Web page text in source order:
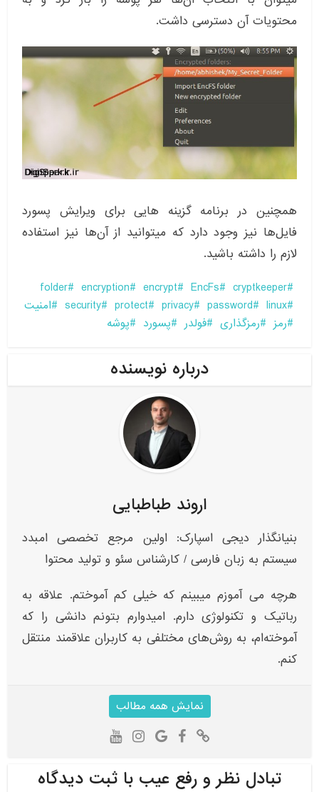
محتویات آن دسترسی داشت.
همچنین در برنامه گزینه هایی برای ویرایش پسورد
فایل‌ها نیز وجود دارد که میتوانید از آن‌ها نیز استفاده
لازم را داشته باشید.
cryptkeeper
EncFs
encrypt
encryption
folder
linux
password
privacy
protect
security
امنیت
رمز
رمزگذاری فولدر پسورد پوشه
درباره نویسنده
اروند طباطبایی
بنیانگذار دیجی اسپارک: اولین مرجع تخصصی امبدد
سیستم به زبان فارسی / کارشناس سئو و تولید محتوا
هرچه می آموزم میبینم که خیلی کم آموختم. علاقه به
رباتیک و تکنولوژی دارم. امیدوارم بتونم دانشی را که
آموخته‌ام، به روش‌های مختلفی به کاربران علاقمند منتقل
کنم.
نمایش همه مطالب
تبادل نظر و رفع عیب با ثبت دیدگاه